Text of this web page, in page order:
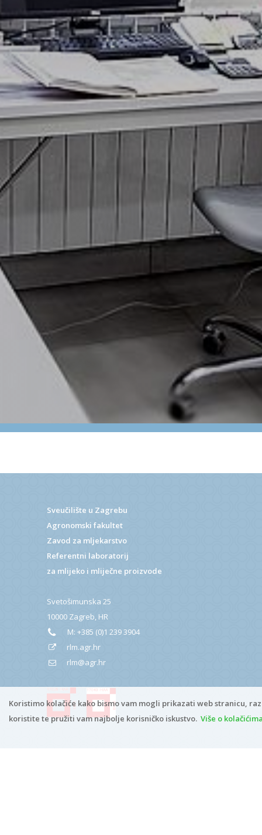
Koristimo kolačiće kako bismo vam mogli prikazati web stranicu,
koristite te pružiti vam najbolje korisničko iskustvo. Više o
Sveučilište u Zagrebu
Agronomski fakultet
Zavod za mljekarstvo
Referentni laboratorij
za mlijeko i mliječne proizvode
Svetošimunska 25
10000 Zagreb, HR
M:+385 (0)1 239 3904
rlm.agr.hr
rlm@agr.hr